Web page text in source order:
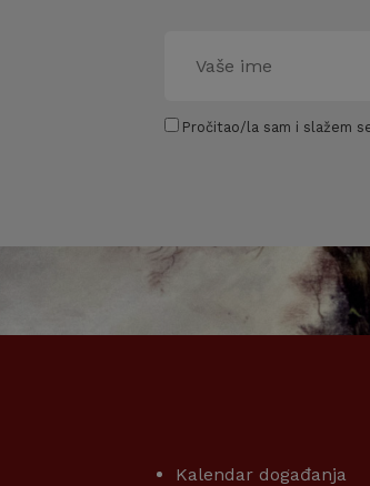
Pročitao/la sam i slažem
Kalendar događanja